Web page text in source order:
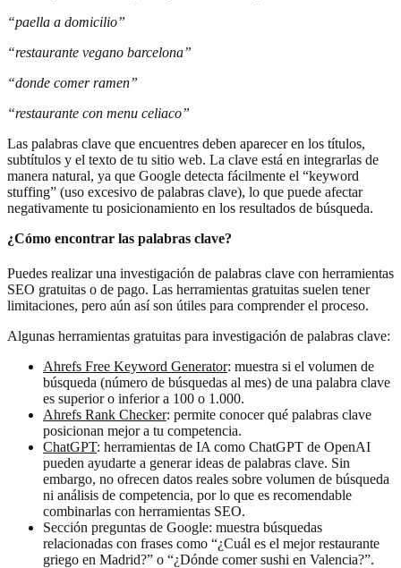
“paella a domicilio”
“restaurante vegano barcelona”
“donde comer ramen”
“restaurante con menu celiaco”
Las palabras clave que encuentres deben aparecer en los títulos,
subtítulos y el texto de tu sitio web. La clave está en integrarlas de
manera natural, ya que Google detecta fácilmente el “keyword
stuffing” (uso excesivo de palabras clave), lo que puede afectar
negativamente tu posicionamiento en los resultados de búsqueda.
¿Cómo encontrar las palabras clave?
Puedes realizar una investigación de palabras clave con herramientas
SEO gratuitas o de pago. Las herramientas gratuitas suelen tener
limitaciones, pero aún así son útiles para comprender el proceso.
Algunas herramientas gratuitas para investigación de palabras clave:
Ahrefs Free Keyword Generator: muestra si el volumen de
búsqueda (número de búsquedas al mes) de una palabra clave
es superior o inferior a 100 o 1.000.
Ahrefs Rank Checker: permite conocer qué palabras clave
posicionan mejor a tu competencia.
ChatGPT: herramientas de IA como ChatGPT de OpenAI
pueden ayudarte a generar ideas de palabras clave. Sin
embargo, no ofrecen datos reales sobre volumen de búsqueda
ni análisis de competencia, por lo que es recomendable
combinarlas con herramientas SEO.
Sección preguntas de Google: muestra búsquedas
relacionadas con frases como “¿Cuál es el mejor restaurante
griego en Madrid?” o “¿Dónde comer sushi en Valencia?”.